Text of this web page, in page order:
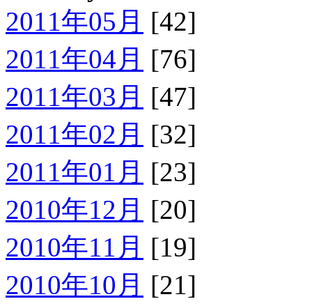
2011年05月 [42]
2011年04月 [76]
2011年03月 [47]
2011年02月 [32]
2011年01月 [23]
2010年12月 [20]
2010年11月 [19]
2010年10月 [21]